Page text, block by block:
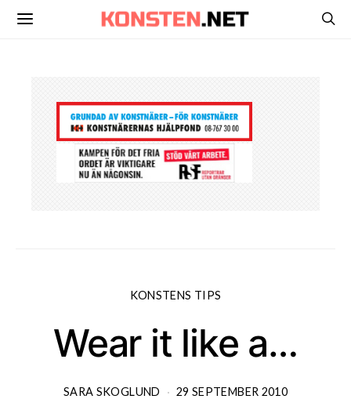
KONSTENS TIPS
Wear it like a…
SARA SKOGLUND 29 SEPTEMBER 2010